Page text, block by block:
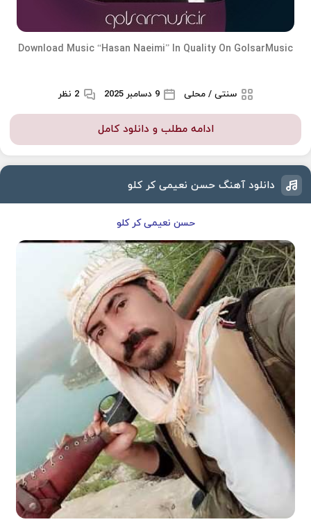
Download Music “Hasan Naeimi” In Quality On GolsarMusic
سنتی / محلی 9 دسامبر 2025 2 نظر
ادامه مطلب و دانلود کامل
دانلود آهنگ حسن نعیمی کر کلو
حسن نعیمی کر کلو